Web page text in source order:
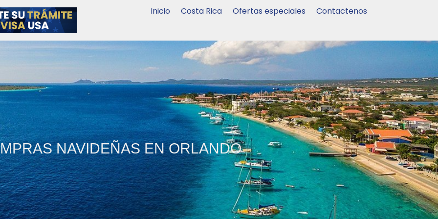
Inicio Costa Rica Ofertas especiales Contactenos
NAVIDEÑAS EN ORLANDO